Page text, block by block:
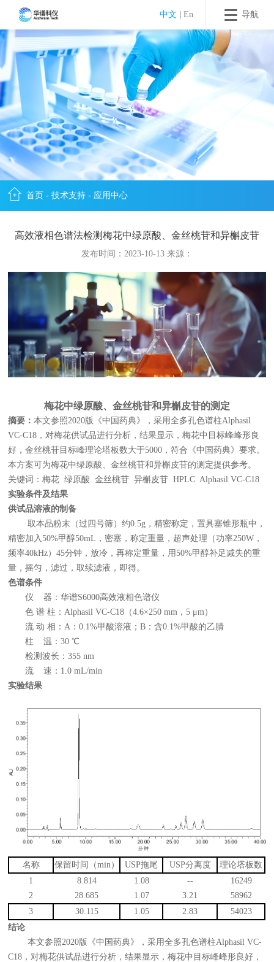
导航
中文 En
首页 -技术支持 - 应用中心
高效液相色谱法检测梅花中绿原酸、金丝桃苷和异槲皮苷
发布时间：2023-10-13 来源：
梅花中绿原酸、金丝桃苷和异槲皮苷的测定
摘要：本文参照2020版《中国药典》，采用全多孔色谱柱Alphasil
VC-C18，对梅花供试品进行分析，结果显示，梅花中目标峰峰形良
好，金丝桃苷目标峰理论塔板数大于5000，符合《中国药典》要求。
本方案可为梅花中绿原酸、金丝桃苷和异槲皮苷的测定提供参考。
关键词：梅花 绿原酸 金丝桃苷 异槲皮苷 HPLC Alphasil VC-C18
实验条件及结果
供试品溶液的制备
取本品粉末（过四号筛）约0.5g，精密称定，置具塞锥形瓶中，
精密加入50%甲醇50mL，密塞，称定重量，超声处理（功率250W，
频率40kHz）45分钟，放冷，再称定重量，用50%甲醇补足减失的重
量，摇匀，滤过，取续滤液，即得。
色谱条件
仪 器：华谱S6000高效液相色谱仪
色 谱 柱：Alphasil VC-C18（4.6×250 mm，5 μm）
流 动 相：A：0.1%甲酸溶液；B：含0.1%甲酸的乙腈
柱 温：30 ℃
检测波长：355 nm
流 速：1.0 mL/min
实验结果
名称 保留时间（min ） USP拖尾 USP分离度
理论塔板数
1
8.814 1.08 --
16249
2
28.685 1.07 3.21
58962
3
30.115 1.05 2.83
54023
结论
本文参照2020版《中国药典》，采用全多孔色谱柱Alphasil VC-
C18，对梅花供试品进行分析，结果显示，梅花中目标峰峰形良好，